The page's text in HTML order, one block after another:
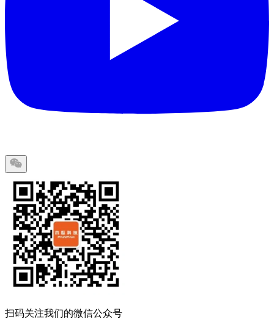
扫码关注我们的微信公众号